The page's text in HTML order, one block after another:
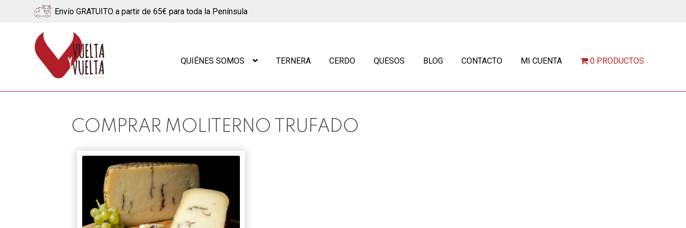
Envío GRATUITO a partir de 65€ para toda la Península
Ir
a
navegación
Ir
al
contenido
QUIÉNES SOMOS TERNERA CERDO QUESOS BLOG CONTACTO MI CUENTA 0 PRODUCTOS
COMPRAR MOLITERNO TRUFADO